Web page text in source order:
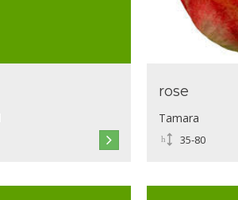
rose
Tamara
35-80